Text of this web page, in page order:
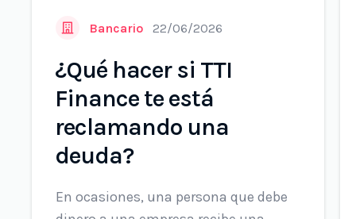
Bancario 22/06/2026
¿Qué hacer si TTI
Finance te está
reclamando una
deuda?
En ocasiones, una persona que debe